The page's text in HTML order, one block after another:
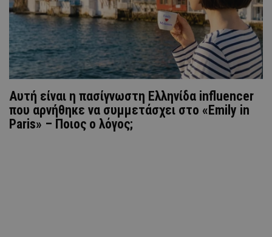
Αυτή είναι η πασίγνωστη Ελληνίδα influencer
που αρνήθηκε να συμμετάσχει στο «Emily in
Paris» – Ποιος ο λόγος;